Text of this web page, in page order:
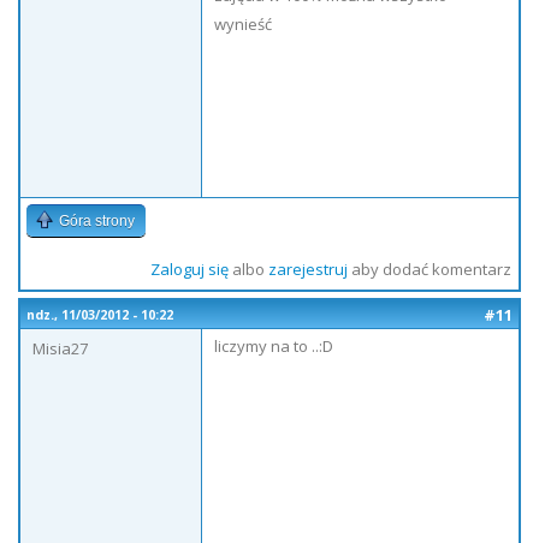
wynieść
Góra strony
Zaloguj sięalbo zarejestruj aby dodać komentarz
ndz., 11/03/2012 - 10:22
#11
Misia27
liczymy na to ..:D